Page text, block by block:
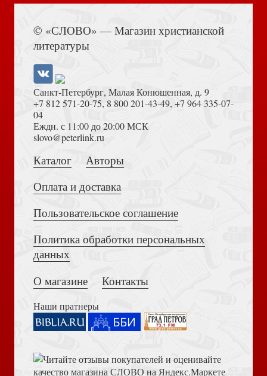
Первая радуга (Серия мы рисуем Библию)
Жизнь с избытком
Толкование на Апокалипсис (Тихоний Африканский)
Достоевский Ф.М. Сила и правда России (2024)
е изд., перераб., и доп., синий бумвинил)
© «СЛОВО» — Магазин христианской
литературы
Санкт-Петербург, Малая Конюшенная, д. 9
+7 812 571-20-75, 8 800 201-43-49, +7 964 335-07-
04
Еждн. с 11:00 до 20:00 МСК
slovo@peterlink.ru
Каталог
Авторы
Оплата и доставка
Пользовательское соглашение
Политика обработки персональных
данных
О магазине
Контакты
Наши пратнеры